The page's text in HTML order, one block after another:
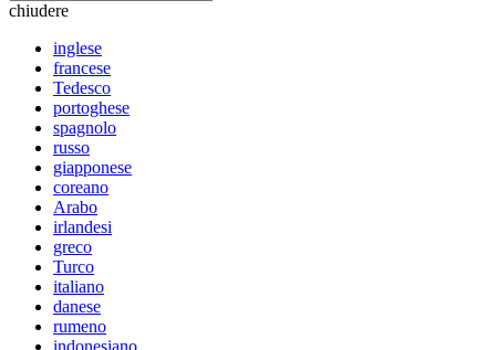
chiudere
inglese
francese
Tedesco
portoghese
spagnolo
russo
giapponese
coreano
Arabo
irlandesi
greco
Turco
italiano
danese
rumeno